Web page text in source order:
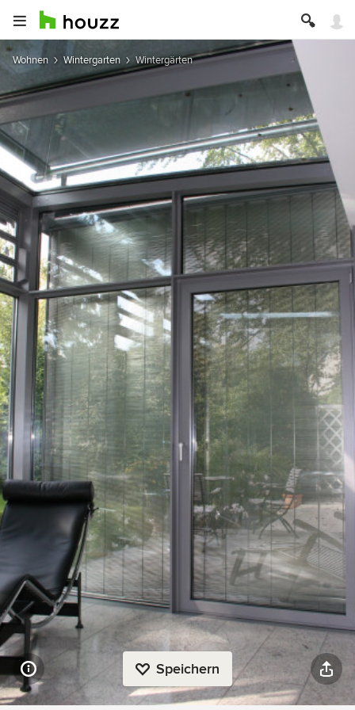
Wohnen Wintergarten Wintergärten
Speichern